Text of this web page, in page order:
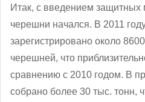
Итак, с введением защитных
черешни начался. В 2011
зарегистрировано около
черешней, что
сравнению с 2010 годом. В
собрано более 30 тыс. тонн,